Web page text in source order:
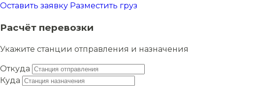
Оставить заявку Разместить груз
Расчёт перевозки
Укажите станции отправления и назначения
Откуда
Куда